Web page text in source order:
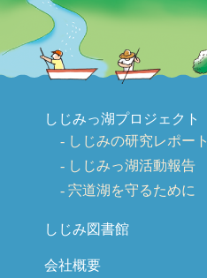
しじみっ湖プロジェクト
しじみの研究レポート
しじみっ湖活動報告
宍道湖を守るために
しじみ図書館
会社概要